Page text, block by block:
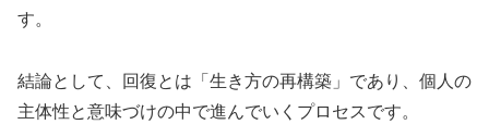
す。
結論として、回復とは「生き方の再構築」であり、個人の
主体性と意味づけの中で進んでいくプロセスです。